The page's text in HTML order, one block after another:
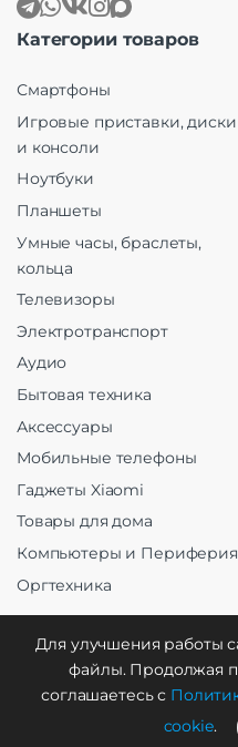
Категории товаров
Смартфоны
Игровые приставки, диски
и консоли
Ноутбуки
Планшеты
Умные часы, браслеты,
кольца
Телевизоры
Электротранспорт
Аудио
Бытовая техника
Аксессуары
Мобильные телефоны
Гаджеты Xiaomi
Товары для дома
Компьютеры и Периферия
Оргтехника
Создание и продвижение
WebCreative Studio
Для улучшения работы
файлы. Продолжая
соглашаетесь с
cookie.